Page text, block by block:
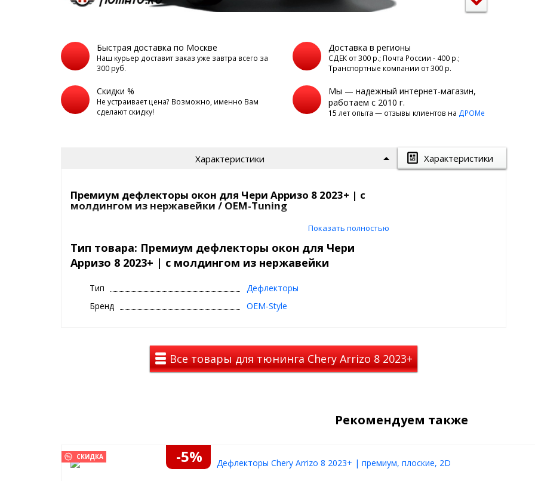
Быстрая доставка по Москве
Наш курьер доставит заказ уже завтра всего за
300 руб.
Доставка в регионы
СДЕК от 300 р.; Почта России - 400 р.;
Транспортные компании от 300 р.
Скидки %
Не устраивает цена? Возможно, именно Вам
сделают скидку!
Мы — надежный интернет-магазин,
работаем с 2010 г.
15 лет опыта — отзывы клиентов на ДРОМе
Характеристики
Характеристики
Премиум дефлекторы окон для Чери Арризо 8 2023+ | с
молдингом из нержавейки / OEM-Tuning
Дефлекторы окон Чери Арризо 8 2023+ – внешний элемент стайлинга автомобиля,
который оценен большим количеством авто владельцев. Кроме эстетического
попадания влаги при «чуть» открытых окнах, при этом воздух будет
Дефлекторы крепятся на внешнюю сторону рамки с помощью скотча 3М, который
уже проклеен сзади каждого дефлектора.
Показать полностью
Тип товара: Премиум дефлекторы окон для Чери
Арризо 8 2023+ | с молдингом из нержавейки
Тип
Дефлекторы
Бренд
OEM-Style
Все товары для тюнинга Chery Arrizo 8 2023+
Рекомендуем также
СКИДКА -5% Дефлекторы Chery Arrizo 8 2023+ | премиум, плоские, 2D